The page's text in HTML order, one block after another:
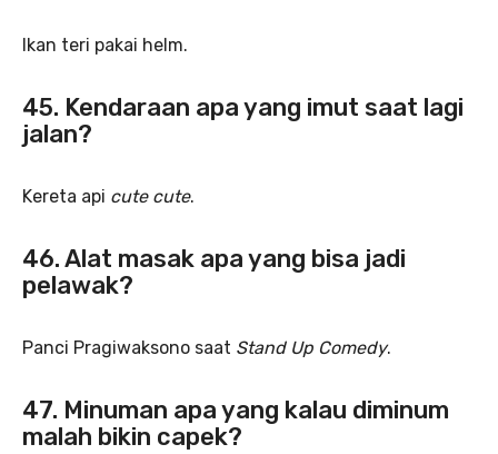
Ikan teri pakai helm.
45. Kendaraan apa yang imut saat lagi
jalan?
Kereta api cute cute.
46. Alat masak apa yang bisa jadi
pelawak?
Panci Pragiwaksono saat Stand Up Comedy.
47. Minuman apa yang kalau diminum
malah bikin capek?